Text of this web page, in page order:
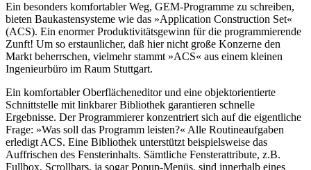
Ein besonders komfortabler Weg, GEM-Programme zu schreiben,
bieten Baukastensysteme wie das »Application Construction Set«
(ACS). Ein enormer Produktivitätsgewinn für die programmierende
Zunft! Um so erstaunlicher, daß hier nicht große Konzerne den
Markt beherrschen, vielmehr stammt »ACS« aus einem kleinen
Ingenieurbüro im Raum Stuttgart.
Ein komfortabler Oberflächeneditor und eine objektorientierte
Schnittstelle mit linkbarer Bibliothek garantieren schnelle
Ergebnisse. Der Programmierer konzentriert sich auf die eigentliche
Frage: »Was soll das Programm leisten?« Alle Routineaufgaben
erledigt ACS. Eine Bibliothek unterstützt beispielsweise das
Auffrischen des Fensterinhalts. Sämtliche Fensterattribute, z.B.
Fullbox, Scrollbars, ja sogar Popup-Menüs, sind innerhalb eines